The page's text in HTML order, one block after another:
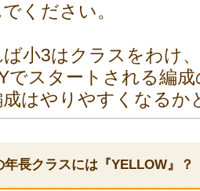
ください。
小3はクラスをわけ
でスタートされる編
成はやりやすくなるか
長クラスには『YELLOW』？